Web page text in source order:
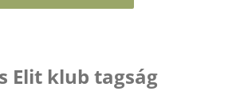
Elit klub tagság